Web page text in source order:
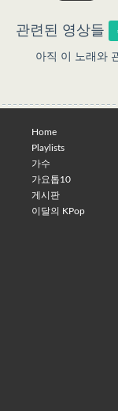
관련된 영상들
아직 이 노래와
Home
Playlists
가수
가요톱10
게시판
이달의 KPop